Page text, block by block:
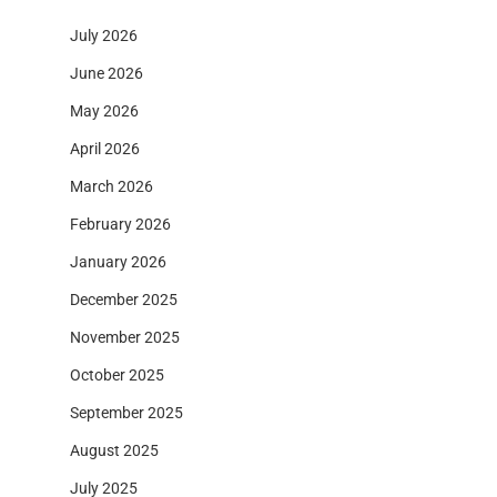
July 2026
June 2026
May 2026
April 2026
March 2026
February 2026
January 2026
December 2025
November 2025
October 2025
September 2025
August 2025
July 2025